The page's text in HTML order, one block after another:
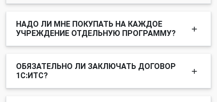
НАДО ЛИ МНЕ ПОКУПАТЬ НА КАЖДОЕ
УЧРЕЖДЕНИЕ ОТДЕЛЬНУЮ ПРОГРАММУ?
ОБЯЗАТЕЛЬНО ЛИ ЗАКЛЮЧАТЬ ДОГОВОР
1С:ИТС?